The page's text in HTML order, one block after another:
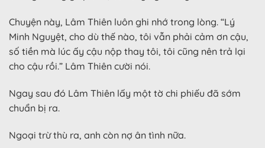
Chuyện này, Lâm Thiên luôn ghi nhớ trong lòng. “Lý
Minh Nguyệt, cho dù thế nào, tôi vẫn phải cảm ơn cậu,
số tiền mà lúc ấy cậu nộp thay tôi, tôi cũng nên trả lại
cho cậu rồi.” Lâm Thiên cười nói.
Ngay sau đó Lâm Thiên lấy một tờ chi phiếu đã sớm
chuẩn bị ra.
Ngoại trừ thù ra, anh còn nợ ân tình nữa.